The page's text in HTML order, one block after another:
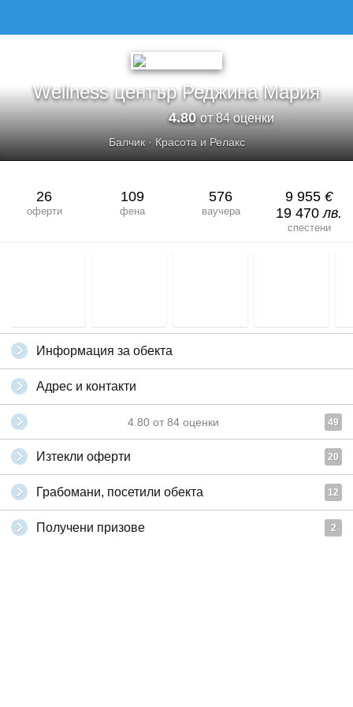
Wellness център Реджина Мария
4.80от 84 оценки
Балчик· Красота и Релакс
26
оферти
109
фена
576
ваучера
9 955 €
19 470лв.
спестени
Информация за обекта
Адрес и контакти
4.80 от 84 оценки 49
Изтекли оферти 20
Грабомани, посетили обекта 12
Получени призове 2